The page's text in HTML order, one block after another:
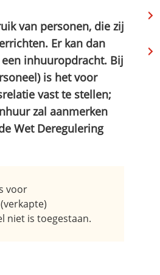
van personen, die zij
Er kan dan
inhuuropdracht. Bij
is het voor
vast te stellen;
zal aanmerken
Wet Deregulering
voor
niet is toegestaan.